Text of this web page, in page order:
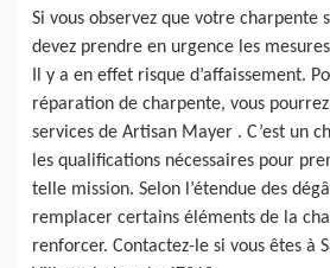
Si vous observez que votre charpente
devez prendre en urgence les
Il y a en effet risque d’affaissement.
réparation de charpente, vous
services de Artisan Mayer . C’est un
les qualifications nécessaires pour
telle mission. Selon l’étendue des
remplacer certains éléments de la
renforcer. Contactez-le si vous êtes à